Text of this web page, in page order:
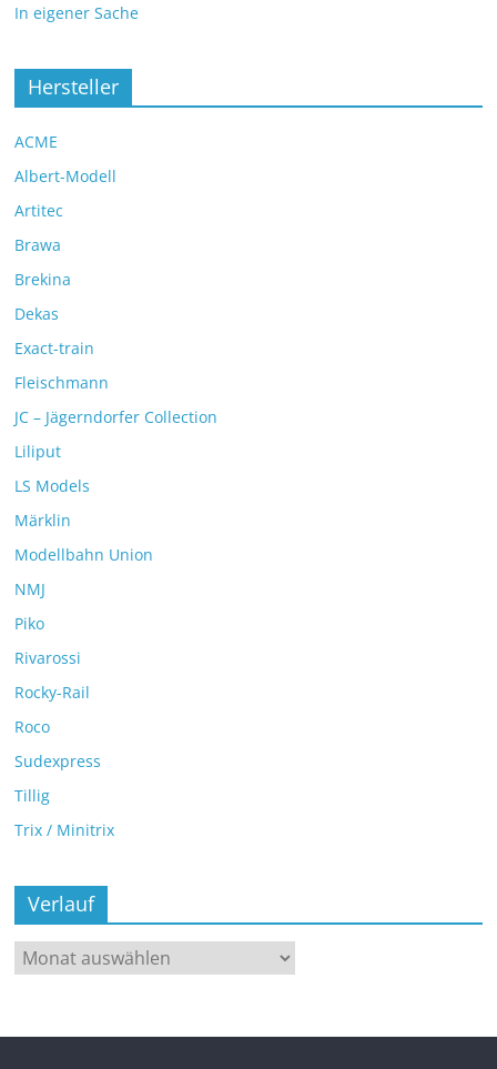
In eigener Sache
Hersteller
ACME
Albert-Modell
Artitec
Brawa
Brekina
Dekas
Exact-train
Fleischmann
JC – Jägerndorfer Collection
Liliput
LS Models
Märklin
Modellbahn Union
NMJ
Piko
Rivarossi
Rocky-Rail
Roco
Sudexpress
Tillig
Trix / Minitrix
Verlauf